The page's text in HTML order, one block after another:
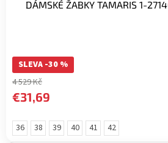
DÁMSKÉ ŽABKY TAMARIS 1-
SLEVA -30 %
4 529 Kč
€31,69
36 38 39 40 41 42